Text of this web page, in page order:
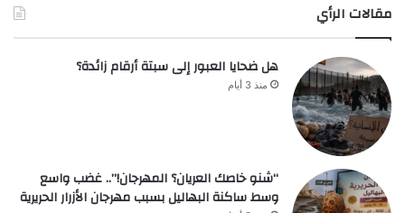
مقالات الرأي
هل ضحايا العبور إلى سبتة أرقام زائدة؟
منذ 3 أيام
“شنو خاصك العريان؟ المهرجان!”.. غضب واسع
وسط ساكنة البهاليل بسبب مهرجان الأزرار الحريرية